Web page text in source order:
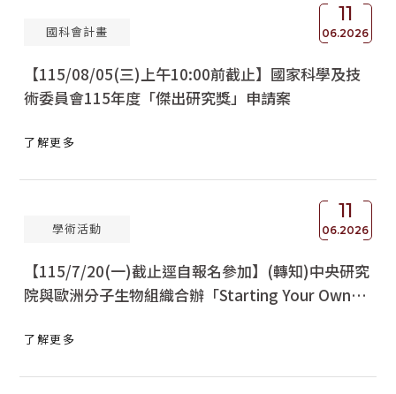
11
06.2026
國科會計畫
【115/08/05(三)上午10:00前截止】國家科學及技
術委員會115年度「傑出研究獎」申請案
了解更多
11
06.2026
學術活動
【115/7/20(一)截止逕自報名參加】(轉知)中央研究
院與歐洲分子生物組織合辦「Starting Your Own
了解更多